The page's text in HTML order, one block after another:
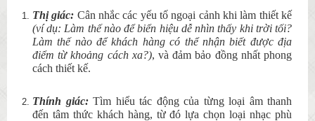
Thị giác: Cân nhắc các yếu tố ngoại cảnh khi làm thiết kế
(ví dụ: Làm thế nào để biển hiệu dễ nhìn thấy khi trời tối?
Làm thế nào để khách hàng có thể nhận biết được địa
điểm từ khoảng cách xa?), và đảm bảo đồng nhất phong
cách thiết kế.
Thính giác:Tìm hiểu tác động của từng loại âm thanh
đến tâm thức khách hàng, từ đó lựa chọn loại nhạc phù